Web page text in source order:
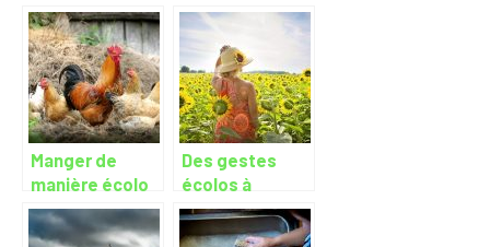
déplacer
écologiquement
solution écolo
pour limiter le
gaspillage
d’eau
Manger de
manière écolo
Des gestes
écolos à
adopter au
quotidien